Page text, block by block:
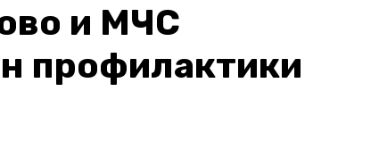
и МЧС
профилактики